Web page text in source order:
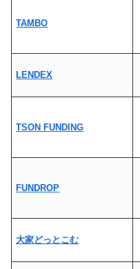
TAMBO
LENDEX
TSON FUNDING
FUNDROP
大家どっとこむ